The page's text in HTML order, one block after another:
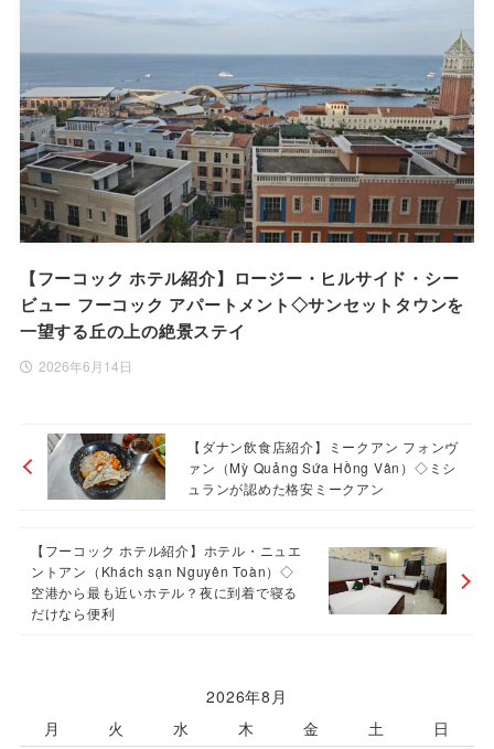
【フーコック ホテル紹介】ロージー・ヒルサイド・シー
ビュー フーコック アパートメント◇サンセットタウンを
一望する丘の上の絶景ステイ
2026年6月14日
【ダナン飲食店紹介】ミークアン フォンヴ
ァン（Mỳ Quảng Sứa Hồng Vân）◇ミシ
ュランが認めた格安ミークアン
【フーコック ホテル紹介】ホテル・ニュエ
ントアン（Khách sạn Nguyên Toàn）◇
空港から最も近いホテル？夜に到着で寝る
だけなら便利
2026年8月
月
火 水 木 金 土
日